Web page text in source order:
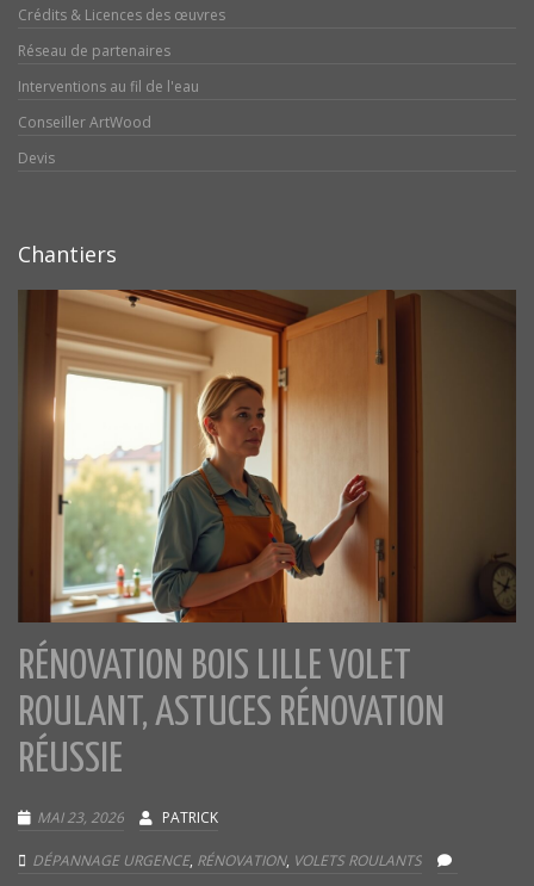
Crédits & Licences des œuvres
Réseau de partenaires
Interventions au fil de l'eau
Conseiller ArtWood
Devis
Chantiers
RÉNOVATION BOIS LILLE VOLET
ROULANT, ASTUCES RÉNOVATION
RÉUSSIE
MAI 23, 2026 PATRICK
DÉPANNAGE URGENCE, RÉNOVATION, VOLETS ROULANTS